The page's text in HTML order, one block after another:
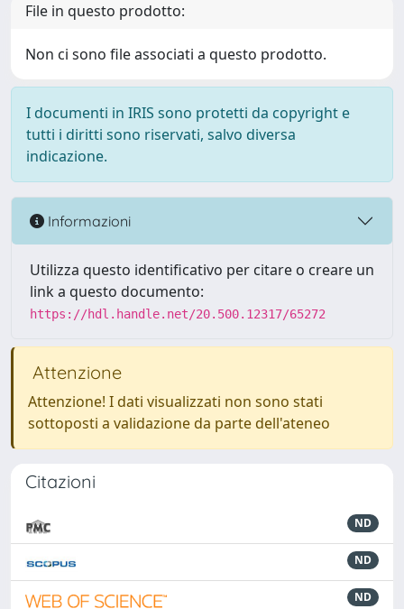
File in questo prodotto:
Non ci sono file associati a questo prodotto.
I documenti in IRIS sono protetti da copyright e
tutti i diritti sono riservati, salvo diversa
indicazione.
Informazioni
Utilizza questo identificativo per citare o creare un
link a questo documento:
https://hdl.handle.net/20.500.12317/65272
Attenzione
Attenzione! I dati visualizzati non sono stati
sottoposti a validazione da parte dell'ateneo
Citazioni
ND
ND
ND